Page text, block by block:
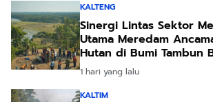
KALTENG
Sinergi Lintas Sektor
Utama Meredam
Hutan di Bumi Tambun
1 hari yang lalu
KALTIM